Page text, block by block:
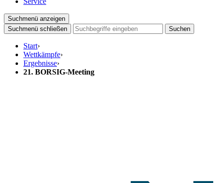
Suchmenü anzeigen
Suchmenü schließen
Suchen
Start›
Wettkämpfe›
Ergebnisse›
21. BORSIG-Meeting